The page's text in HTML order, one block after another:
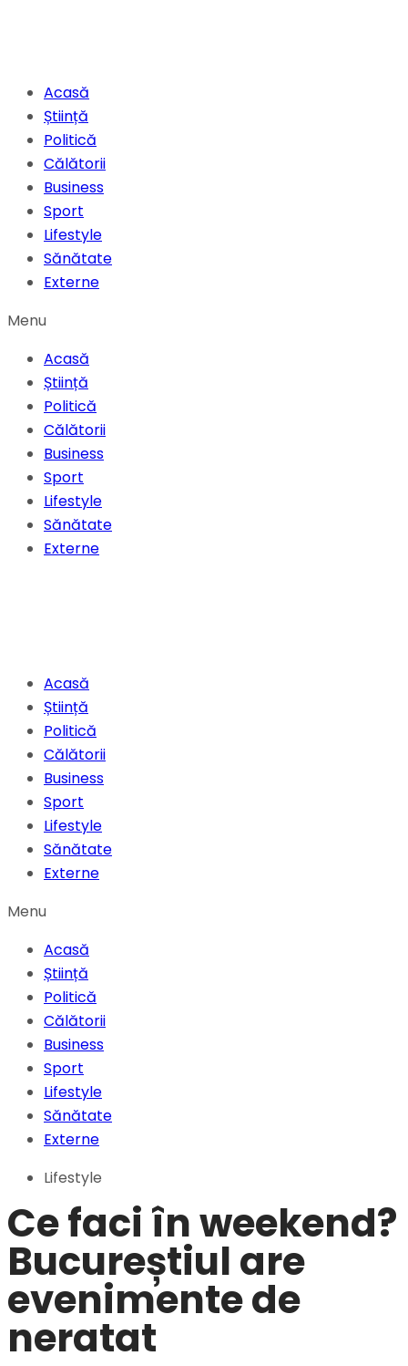
Acasă
Știință
Politică
Călătorii
Business
Sport
Lifestyle
Sănătate
Externe
Menu
Acasă
Știință
Politică
Călătorii
Business
Sport
Lifestyle
Sănătate
Externe
Acasă
Știință
Politică
Călătorii
Business
Sport
Lifestyle
Sănătate
Externe
Menu
Acasă
Știință
Politică
Călătorii
Business
Sport
Lifestyle
Sănătate
Externe
Lifestyle
Ce faci în weekend?
Bucureștiul are
evenimente de
neratat